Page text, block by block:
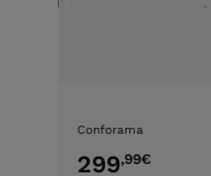
Conforama
299,99€